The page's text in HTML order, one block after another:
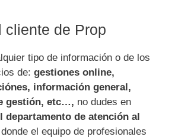
cliente de Prop
tipo de información o de los
de: gestiones online,
información general,
gestión, etc…, no dudes en
departamento de atención al
donde el equipo de profesionales